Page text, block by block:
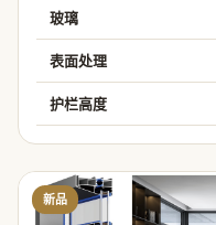
玻璃
表面处理
护栏高度
新品